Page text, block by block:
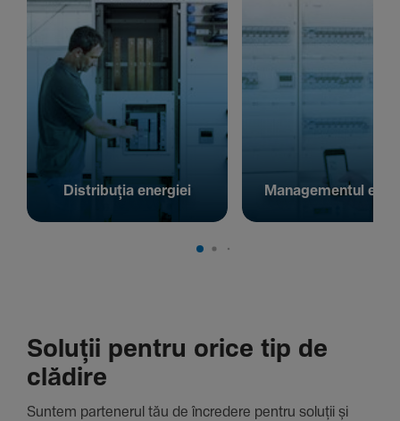
Distribuția energiei Managementul
Soluții pentru orice tip de
clădire
Suntem parte­nerul tău de încre­dere pentru soluții și